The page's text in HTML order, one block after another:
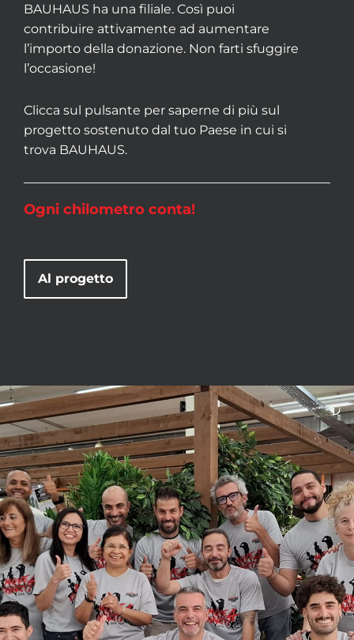
BAUHAUS ha una filiale. Così puoi
contribuire attivamente ad aumentare
l’importo della donazione. Non farti sfuggire
l’occasione!
Clicca sul pulsante per saperne di più sul
progetto sostenuto dal tuo Paese in cui si
trova BAUHAUS.
Ogni chilometro conta!
Al progetto